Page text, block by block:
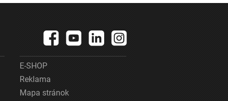
E-SHOP
Reklama
Mapa stránok